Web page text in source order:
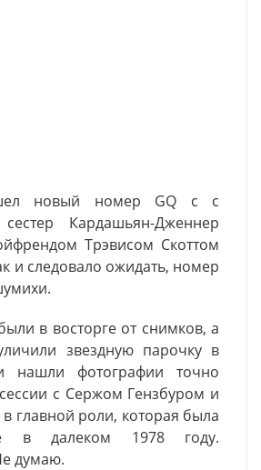
новый номер GQ c с
Кардашьян-Дженнер
Трэвисом Скоттом
и следовало ожидать, номер
в восторге от снимков, а
звездную парочку в
нашли фотографии точно
с Сержом Гензбуром и
главной роли, которая была
в далеком 1978 году.
думаю.